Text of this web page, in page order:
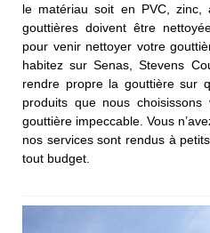
le matériau soit en PVC, zinc,
gouttières doivent être
pour venir nettoyer votre
habitez sur Senas, Stevens
rendre propre la gouttière sur
produits que nous choisissons
gouttière impeccable. Vous
nos services sont rendus à
tout budget.